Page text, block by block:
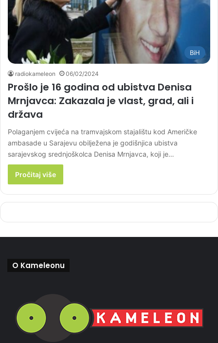
BiH
radiokameleon 06/02/2024
Prošlo je 16 godina od ubistva Denisa
Mrnjavca: Zakazala je vlast, grad, ali i
država
Polaganjem cvijeća na tramvajskom stajalištu kod Američke
ambasade u Sarajevu obilježena je godišnjica ubistva
sarajevskog srednjoškolca Denisa Mrnjavca, koji je…
Pročitaj više
O Kameleonu